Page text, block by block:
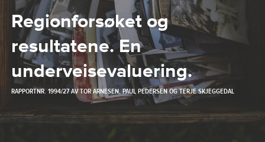
Regionforsøket og
resultatene. En
underveisevaluering.
RAPPORTNR. 1994/27 AVTOR ARNESEN,PAUL PEDERSENOGTERJE SKJEGGEDAL